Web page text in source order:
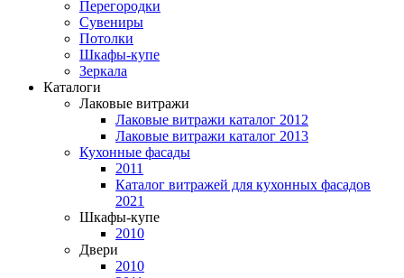
Перегородки
Сувениры
Потолки
Шкафы-купе
Зеркала
Каталоги
Лаковые витражи
Лаковые витражи каталог 2012
Лаковые витражи каталог 2013
Кухонные фасады
2011
Каталог витражей для кухонных фасадов
2021
Шкафы-купе
2010
Двери
2010